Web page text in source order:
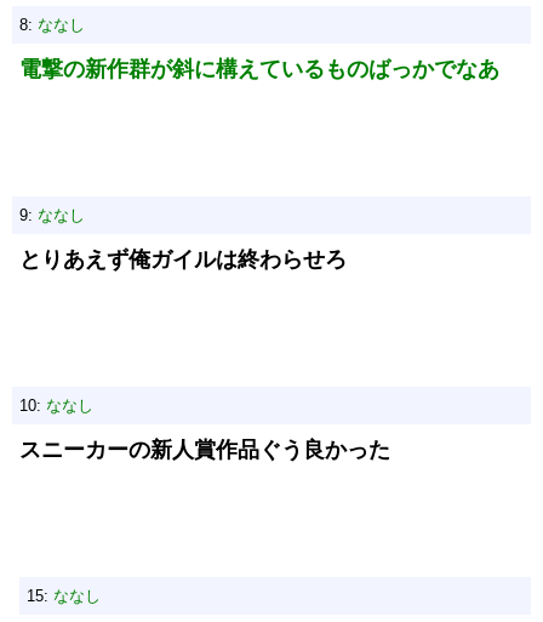
8: ななし
電撃の新作群が斜に構えているものばっかでなあ
9: ななし
とりあえず俺ガイルは終わらせろ
10: ななし
スニーカーの新人賞作品ぐう良かった
15: ななし